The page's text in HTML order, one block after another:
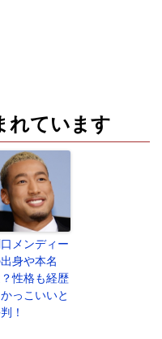
れています
メンディー
身や本名
性格も経歴
っこいいと
！